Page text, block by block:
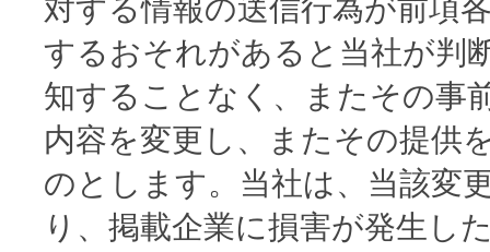
対する情報の送信行為が前項
するおそれがあると当社が判
知することなく、またその事
内容を変更し、またその提供
のとします。当社は、当該変
り、掲載企業に損害が発生し